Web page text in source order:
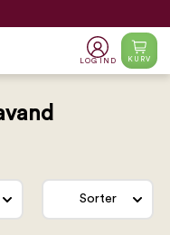
LOG IND KURV
Sorter